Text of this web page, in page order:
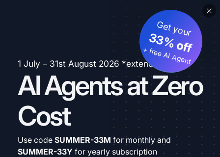
1 July – 31st August 2026 *extended
AI Agents at Zero
Cost
Get your
33% off
+ free AI Agent
Use code SUMMER-33M for monthly and
SUMMER-33Y for yearly subscription